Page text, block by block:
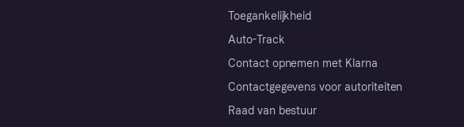
Toegankelijkheid
Auto-Track
Contact opnemen met Klarna
Contactgegevens voor autoriteiten
Raad van bestuur